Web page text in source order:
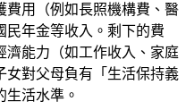
費用（例如長照機構費、醫
民年金等收入。剩下的費
濟能力（如工作收入、家庭
女對父母負有「生活保持義
活水準。